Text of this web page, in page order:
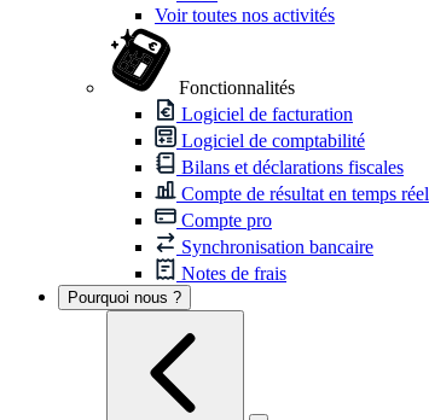
Voir toutes nos activités
Fonctionnalités
Logiciel de facturation
Logiciel de comptabilité
Bilans et déclarations fiscales
Compte de résultat en temps réel
Compte pro
Synchronisation bancaire
Notes de frais
Pourquoi nous ?